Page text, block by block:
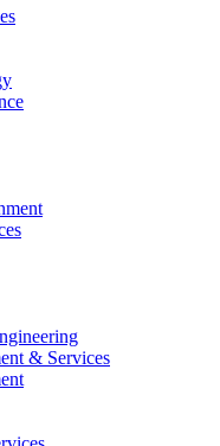
& Services